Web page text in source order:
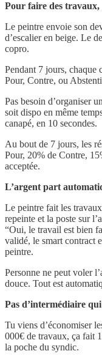
Pour faire des
Le peintre envoie son
d’escalier en beige. Le
copro.
Pendant 7 jours, chaque
Pour, Contre, ou
Pas besoin d’organiser
soit dispo en même
canapé, en 10 secondes.
Au bout de 7 jours, les
Pour, 20% de Contre,
acceptée.
L’argent part
Le peintre fait les
repeinte et la poste sur
“Oui, le travail est bien
validé, le smart contract
peintre.
Personne ne peut voler
douce. Tout est
Pas d’intermédiaire
Tu viens d’économiser
000€ de travaux, ça fait
la poche du syndic.